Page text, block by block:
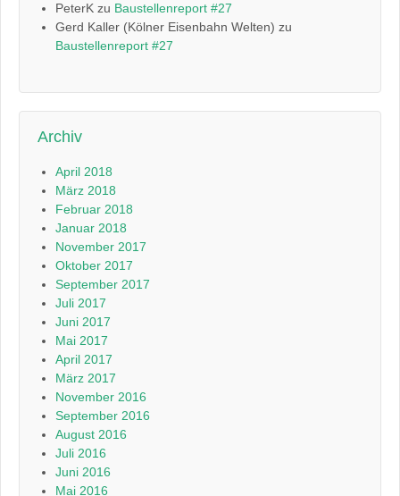
PeterK zu Baustellenreport #27
Gerd Kaller (Kölner Eisenbahn Welten) zu
Baustellenreport #27
Archiv
April 2018
März 2018
Februar 2018
Januar 2018
November 2017
Oktober 2017
September 2017
Juli 2017
Juni 2017
Mai 2017
April 2017
März 2017
November 2016
September 2016
August 2016
Juli 2016
Juni 2016
Mai 2016